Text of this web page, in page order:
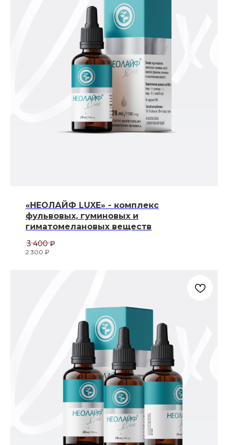
«НЕОЛАЙФ LUXE» - комплекс
фульвовых, гуминовых и
гиматомелановых веществ
2 300 ₽
3 400 ₽